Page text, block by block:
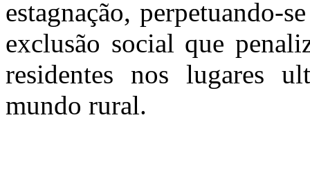
estagnação, perpetuando-
exclusão social que
residentes nos lugares
mundo rural.